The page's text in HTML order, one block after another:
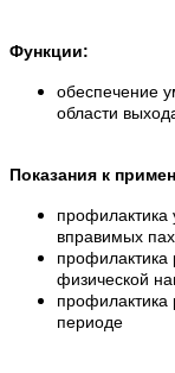
Функции:
обеспечение
области
Показания к
вправимых
профилактика
физической
профилактика
периоде